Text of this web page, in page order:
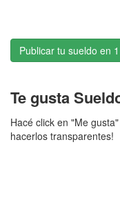
Publicar tu sueldo en
Te gusta
Hacé click en "Me
hacerlos transparentes!